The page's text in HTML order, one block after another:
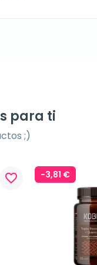
para ti
;)
favorite_border -3,81 €